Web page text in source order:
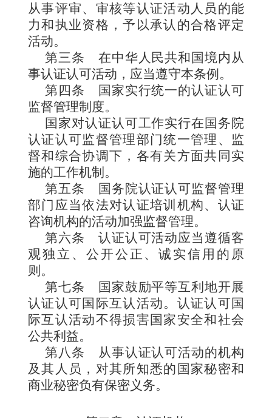
从事评审、审核等认证活动人员的能
力和执业资格，予以承认的合格评定
活动。
第三条 在中华人民共和国境内从
事认证认可活动，应当遵守本条例。
第四条
国家实行统一的认证认可
监督管理制度。
国家对认证认可工作实行在国务院
认证认可监督管理部门统一管理、监
督和综合协调下，各有关方面共同实
施的工作机制。
第五条
国务院认证认可监督管理
部门应当依法对认证培训机构、认证
咨询机构的活动加强监督管理。
第六条 认证认可活动应当遵循客
观独立、公开公正、诚实信用的原
则。
第七条
国家鼓励平等互利地开展
认证认可国际互认活动。认证认可国
际互认活动不得损害国家安全和社会
公共利益。
第八条
从事认证认可活动的机构
及其人员，对其所知悉的国家秘密和
商业秘密负有保密义务。